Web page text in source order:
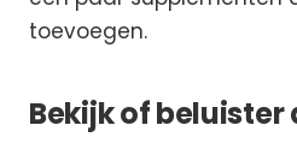
toevoegen.
Bekijk of